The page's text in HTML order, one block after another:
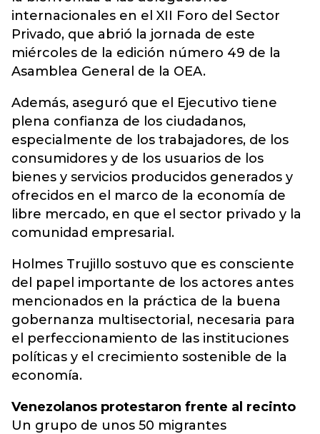
internacionales en el XII Foro del Sector
Privado, que abrió la jornada de este
miércoles de la edición número 49 de la
Asamblea General de la OEA.
Además, aseguró que el Ejecutivo tiene
plena confianza de los ciudadanos,
especialmente de los trabajadores, de los
consumidores y de los usuarios de los
bienes y servicios producidos generados y
ofrecidos en el marco de la economía de
libre mercado, en que el sector privado y la
comunidad empresarial.
Holmes Trujillo sostuvo que es consciente
del papel importante de los actores antes
mencionados en la práctica de la buena
gobernanza multisectorial, necesaria para
el perfeccionamiento de las instituciones
políticas y el crecimiento sostenible de la
economía.
Venezolanos protestaron frente al recinto
Un grupo de unos 50 migrantes